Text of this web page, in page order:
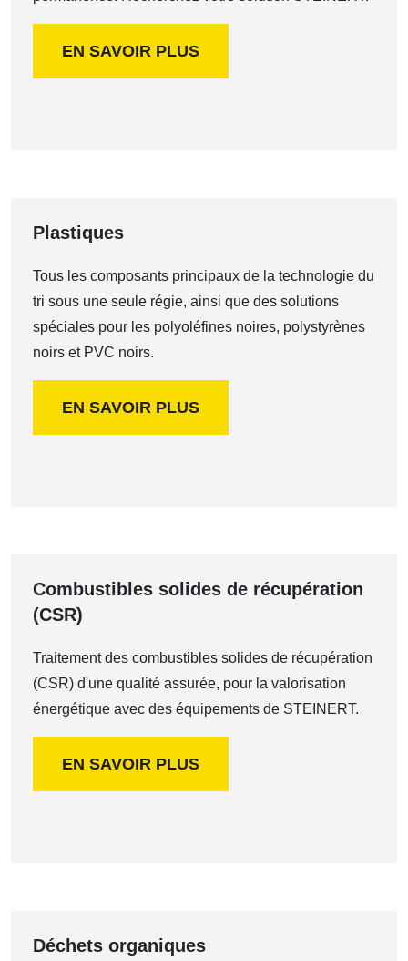
EN SAVOIR PLUS
Plastiques
Tous les composants principaux de la technologie du
tri sous une seule régie, ainsi que des solutions
spéciales pour les polyoléfines noires, polystyrènes
noirs et PVC noirs.
EN SAVOIR PLUS
Combustibles solides de récupération
(CSR)
Traitement des combustibles solides de récupération
(CSR) d'une qualité assurée, pour la valorisation
énergétique avec des équipements de STEINERT.
EN SAVOIR PLUS
Déchets organiques